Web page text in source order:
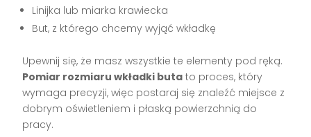
Linijka lub miarka krawiecka
But, z którego chcemy wyjąć wkładkę
Upewnij się, że masz wszystkie te elementy pod ręką.
Pomiar rozmiaru wkładki buta to proces, który
wymaga precyzji, więc postaraj się znaleźć miejsce z
dobrym oświetleniem i płaską powierzchnią do
pracy.